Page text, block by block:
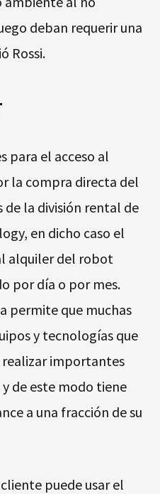
deban requerir una
Rossi.
para el acceso al
la compra directa del
de la división rental de
en dicho caso el
alquiler del robot
por día o por mes.
permite que muchas
y tecnologías que
importantes
de este modo tiene
a una fracción de su
puede usar el